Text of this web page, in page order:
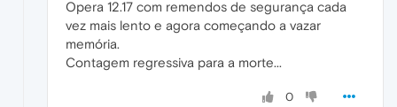
Opera 12.17 com remendos de segurança cada
vez mais lento e agora começando a vazar
memória.
Contagem regressiva para a morte...
0